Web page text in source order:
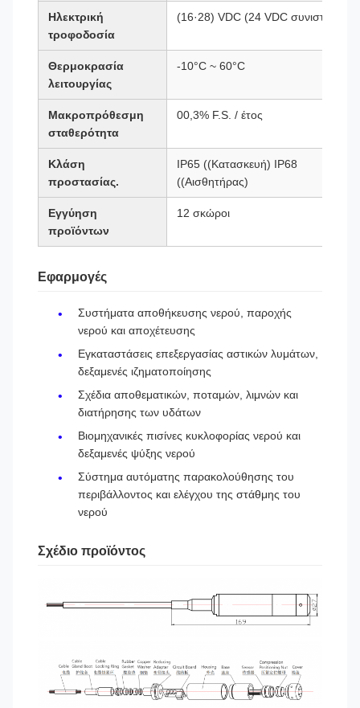
Ηλεκτρική
τροφοδοσία
(16·28) VDC (24 VDC συνιστάται)
Θερμοκρασία
λειτουργίας
-10°C ~ 60°C
Μακροπρόθεσμη
σταθερότητα
00,3% F.S. / έτος
Κλάση
προστασίας.
IP65 ((Κατασκευή) IP68
((Αισθητήρας)
Εγγύηση
προϊόντων
12 σκώροι
Εφαρμογές
Συστήματα αποθήκευσης νερού, παροχής
νερού και αποχέτευσης
Εγκαταστάσεις επεξεργασίας αστικών λυμάτων,
δεξαμενές ιζηματοποίησης
Σχέδια αποθεματικών, ποταμών, λιμνών και
διατήρησης των υδάτων
Βιομηχανικές πισίνες κυκλοφορίας νερού και
δεξαμενές ψύξης νερού
Σύστημα αυτόματης παρακολούθησης του
περιβάλλοντος και ελέγχου της στάθμης του
νερού
Σχέδιο προϊόντος